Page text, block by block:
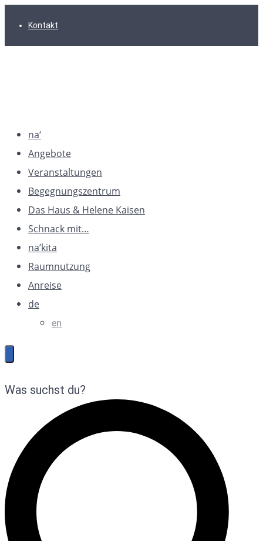
Hauptnavigation
Inhalt
FooterKontakt
na‘
Angebote
Veranstaltungen
Begegnungszentrum
Das Haus & Helene Kaisen
Schnack mit…
na’kita
Raumnutzung
Anreise
de
en
Was suchst du?